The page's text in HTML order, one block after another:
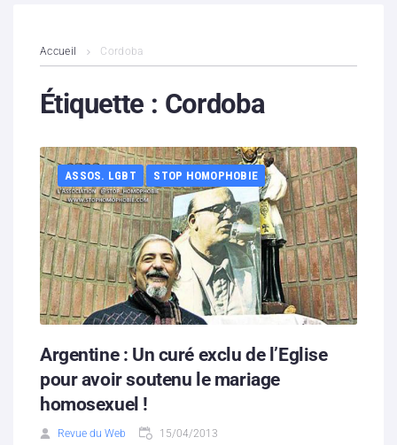
Contenus litigieux
Boutique
Partenaires
Contacts
Hébergement solidaire
Accueil Cordoba
Étiquette : Cordoba
ASSOS. LGBT STOP HOMOPHOBIE
Argentine : Un curé exclu de l’Eglise
pour avoir soutenu le mariage
homosexuel !
Revue du Web 15/04/2013